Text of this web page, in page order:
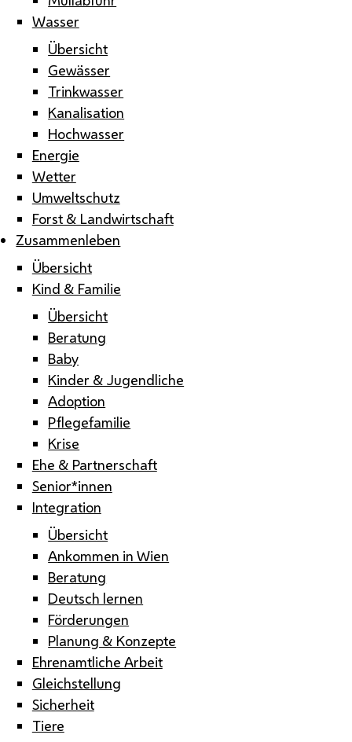
Wasser
Übersicht
Gewässer
Trinkwasser
Kanalisation
Hochwasser
Energie
Wetter
Umweltschutz
Forst & Landwirtschaft
Zusammenleben
Übersicht
Kind & Familie
Übersicht
Beratung
Baby
Kinder & Jugendliche
Adoption
Pflegefamilie
Krise
Ehe & Partnerschaft
Senior*innen
Integration
Übersicht
Ankommen in Wien
Beratung
Deutsch lernen
Förderungen
Planung & Konzepte
Ehrenamtliche Arbeit
Gleichstellung
Sicherheit
Tiere